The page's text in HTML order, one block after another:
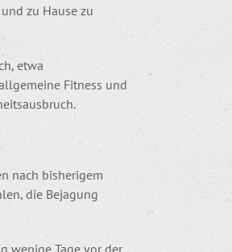
zu Hause zu
etwa
Fitness und
nach bisherigem
die Bejagung
wenige Tage vor der